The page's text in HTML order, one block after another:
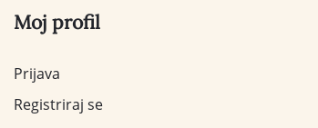
Moj profil
Prijava
Registriraj se